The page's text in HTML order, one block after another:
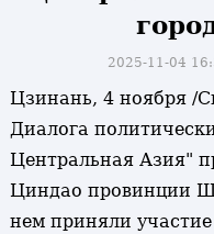
2025-11-04
Цзинань, 4 ноября /
Диалога
Центральная Азия"
Циндао провинции
нем приняли